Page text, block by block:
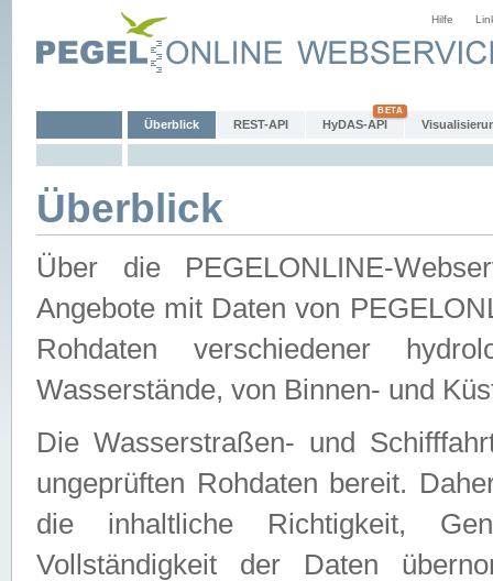
Hilfe
Überblick REST-API HyDAS-API
Überblick
Über die PEGELONLINE-
Angebote mit Daten von
Rohdaten verschiedener
Wasserstände, von Binnen- und
Die Wasserstraßen- und
ungeprüften Rohdaten bereit.
die inhaltliche Richtigkeit,
Vollständigkeit der Daten